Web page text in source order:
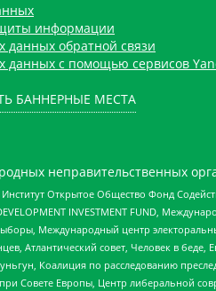
информации
данных обратной связи
данных с помощью сервисов
БАННЕРНЫЕ МЕСТА
неправительственных
Открытое Общество Фонд
INVESTMENT FUND,
Международный центр
Атлантический совет, Человек в
Коалиция по расследованию
Совете Европы, Центр либеральной